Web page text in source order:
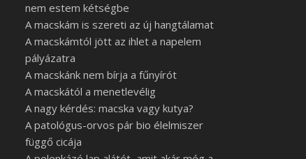
nem estem kétségbe
A macskám is szereti az új hangtálamat
A macskámtól jött az ihlet a napelem
pályázatra
A macskánk nem bírja a fűnyírót
A macskától a menetlevélig
A nagy kérdés: macska vagy kutya?
A patológus-orvos pár bio élelmiszer
függő cicája